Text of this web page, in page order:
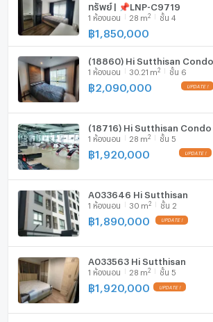
ทรัพย์ | 📌LNP-C9719
1 ห้องนอน 28 m2 ชั้น 4
฿1,850,000
(18860) Hi Sutthisan Condo
1 ห้องนอน 30.21 m2 ชั้น 6
฿2,090,000
(18716) Hi Sutthisan Condo
1 ห้องนอน 28 m2 ชั้น 5
฿1,920,000
A033646 Hi Sutthisan
1 ห้องนอน 30 m2 ชั้น 2
฿1,890,000
A033563 Hi Sutthisan
1 ห้องนอน 28 m2 ชั้น 5
฿1,920,000